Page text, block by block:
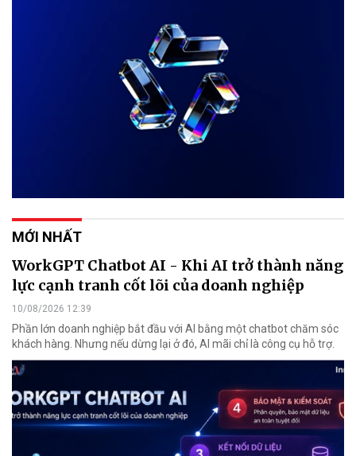
MỚI NHẤT
WorkGPT Chatbot AI - Khi AI trở thành năng
lực cạnh tranh cốt lõi của doanh nghiệp
10/08/2026 12:39
Phần lớn doanh nghiệp bắt đầu với AI bằng một chatbot chăm sóc
khách hàng. Nhưng nếu dừng lại ở đó, AI mãi chỉ là công cụ hỗ trợ.